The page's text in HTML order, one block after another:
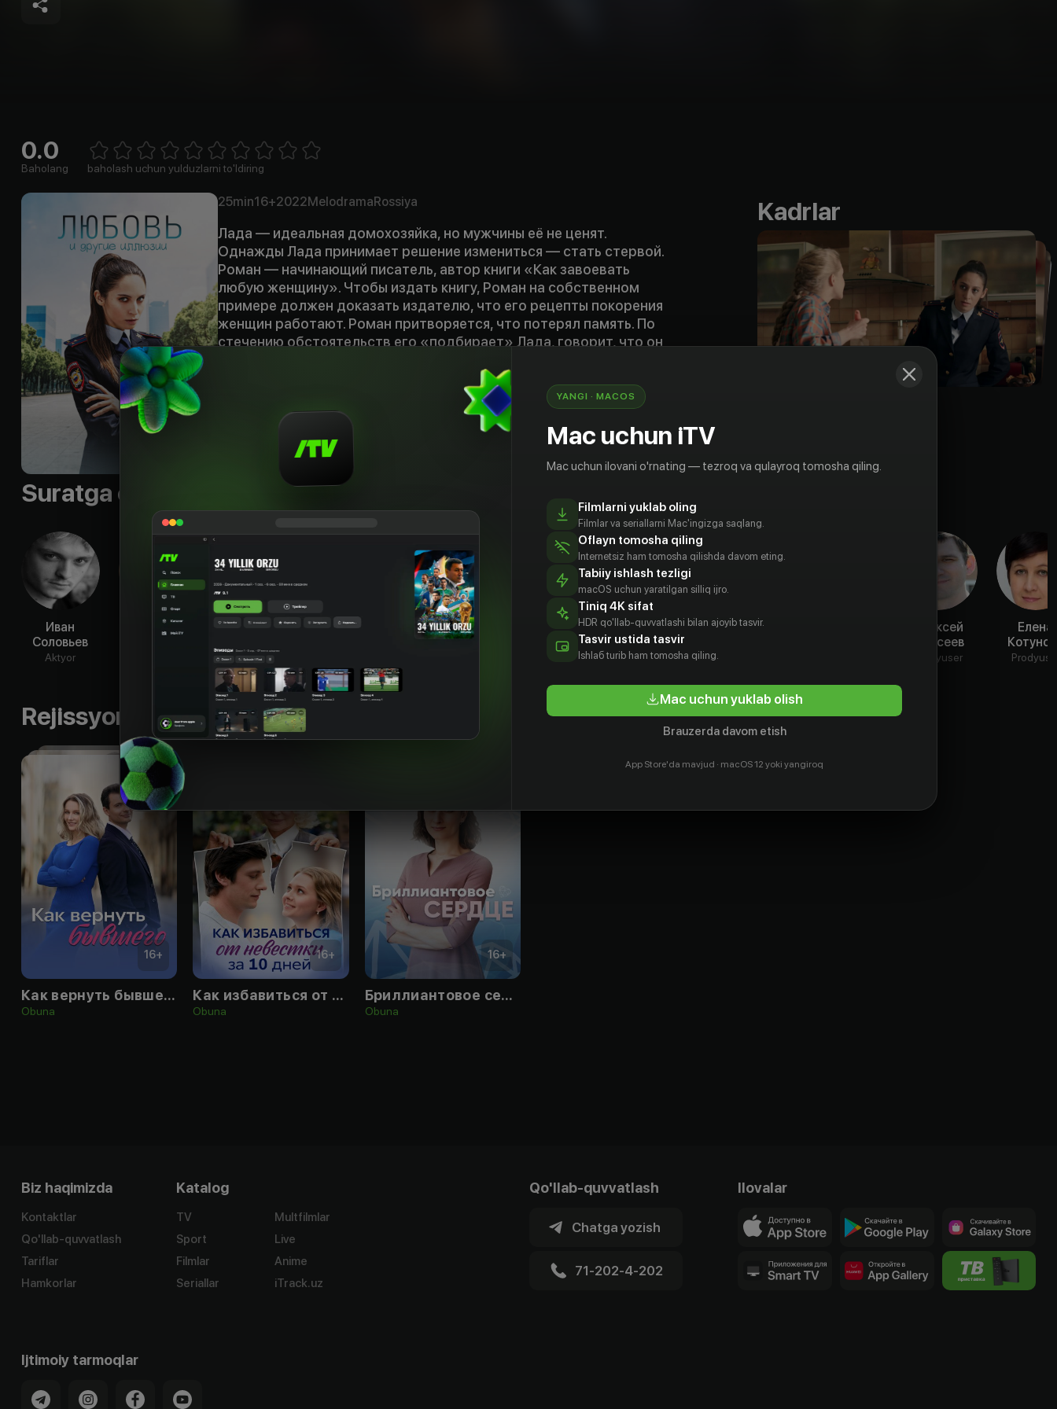
0.0
Baholang 1 Star2 Stars3 Stars4 Stars5 Stars6 Stars7 Stars8 Stars
baholash uchun yulduzlarni to'ldiring
25min16+2022MelodramaRossiya
Лада — идеальная домохозяйка, но мужчины её не ценят.
Однажды Лада принимает решение измениться — стать стервой.
Роман — начинающий писатель, автор книги «Как завоевать
любую женщину». Чтобы издать книгу, Роман на собственном
примере должен доказать издателю, что его рецепты покорения
женщин работают. Роман притворяется, что потерял память. По
стечению обстоятельств его «подбирает» Лада, говорит, что он
Kadrlar
Suratga olish guruhi
Иван
Соловьев
Aktyor
Ксения
Влад
Aktyor
Евгения
Татьяна
Корнета
Якомульский
Евгений
Левочкин
Aktyor
Мария
Алексей
Моисеев
Prodyuser
Елена
Rejissyorning boshqa ishlari
16+
Как вернуть бывшего
Obuna
16+
Как избавиться от невестки за 10 дней
Obuna
16+
Бриллиантовое сердце
Obuna
Biz haqimizda
Kontaktlar
Qo'llab-quvvatlash
Tariflar
Hamkorlar
Katalog
TV
Sport
Filmlar
Seriallar
Multfilmlar
Live
Anime
iTrack.uz
Qo'llab-quvvatlash
Chatga yozish
71-202-4-202
Ilovalar
Ijtimoiy tarmoqlar
YANGI · MACOS
Mac uchun iTV
Mac uchun ilovani o'rnating — tezroq va qulayroq tomosha qiling.
Filmlarni yuklab oling
Filmlar va seriallarni Mac'ingizga saqlang.
Oflayn tomosha qiling
Internetsiz ham tomosha qilishda davom eting.
Tabiiy ishlash tezligi
macOS uchun yaratilgan silliq ijro.
Tiniq 4K sifat
HDR qo'llab-quvvatlashi bilan ajoyib tasvir.
Tasvir ustida tasvir
Ishlаб turib ham tomosha qiling.
Mac uchun yuklab olish
Brauzerda davom etish
App Store'da mavjud · macOS 12 yoki yangiroq